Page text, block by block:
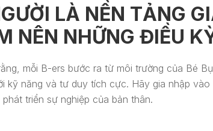
LÀ NỀN TẢNG
NÊN NHỮNG ĐIỀU
mỗi B-ers bước ra từ môi trường của Bé
kỹ năng và tư duy tích cực. Hãy gia nhập vào
triển sự nghiệp của bản thân.